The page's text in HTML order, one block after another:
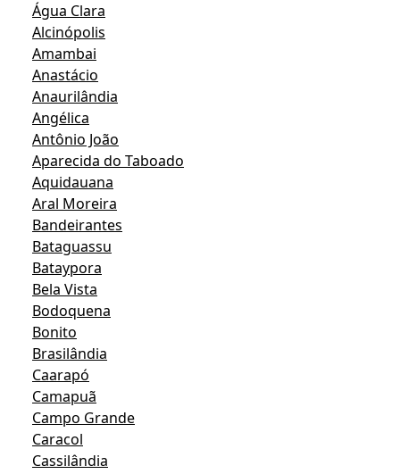
Água Clara
Alcinópolis
Amambai
Anastácio
Anaurilândia
Angélica
Antônio João
Aparecida do Taboado
Aquidauana
Aral Moreira
Bandeirantes
Bataguassu
Bataypora
Bela Vista
Bodoquena
Bonito
Brasilândia
Caarapó
Camapuã
Campo Grande
Caracol
Cassilândia